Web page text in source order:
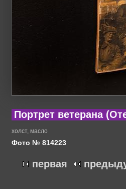
Портрет ветерана
холст, масло
Фото № 814223
первая